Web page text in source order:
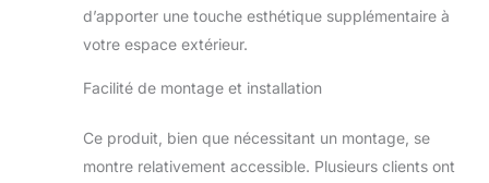
UNE EXPÉRIENCE
entre fonctionnalité
toit décalé en
plaques de plastique,
d’apporter une touche esthétique supplémentaire à
votre espace extérieur.
Facilité de montage et installation
Ce produit, bien que nécessitant un montage, se
montre relativement accessible. Plusieurs clients ont